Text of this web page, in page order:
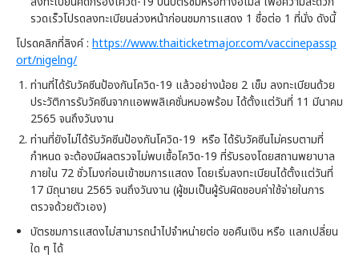
รวดเร็วโปรดลงทะเบียนล่วงหน้าก่อนชมการแสดง 1 ชื่อต่อ 1 ที่นั่ง ดังนี้
โปรดคลิกที่ลิงค์ : https://www.thaiticketmajor.com/vaccinepassp
ort/nigelng/
ท่านที่ได้รับวัคซีนป้องกันโควิด-19 แล้วอย่างน้อย 2 เข็ม ลงทะเบียนด้วย
ประวัติการรับวัคซีนจากแอพพลิเคชั่นหมอพร้อม ได้ตั้งแต่วันที่ 11 มีนาคม
2565 จนถึงวันงาน
ท่านที่ยังไม่ได้รับวัคซีนป้องกันโควิด-19 หรือ ได้รับวัคซีนไม่ครบตามที่
กำหนด จะต้องมีผลตรวจไม่พบเชื้อโควิด-19 ที่รับรองโดยสถานพยาบาล
ภายใน 72 ชั่วโมงก่อนเข้าชมการแสดง โดยเริ่มลงทะเบียนได้ตั้งแต่วันที่
17 มิถุนายน 2565 จนถึงวันงาน (ผู้ชมเป็นผู้รับผิดชอบค่าใช้จ่ายในการ
ตรวจด้วยตัวเอง)
บัตรชมการแสดงไม่สามารถนำไปจำหน่ายต่อ ขอคืนเงิน หรือ แลกเปลี่ยน
ใด ๆ ได้